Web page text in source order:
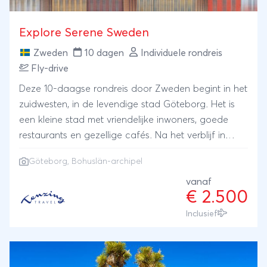
Koh Lanta, een eiland dat bekend staat om zijn
beroemd om zijn imposante kalkstenen
rotsformaties, verborgen grotten en prachtige
stranden. Met deze reis leert u de schoonheid van
Zuid-Thailand kennen, waar avontuur en
ontspanning samenkomen in een onvergetelijke
rondreis!
Explore Serene Sweden
Zweden 10 dagen
Individuele rondreis
Fly-drive
Deze 10-daagse rondreis door Zweden begint in het
zuidwesten, in de levendige stad Göteborg. Het is
een kleine stad met vriendelijke inwoners, goede
restaurants en gezellige cafés. Na het verblijf in
tijd om de betoverende Bohuslän-archipel te
ontdekken, die ten noorden van Göteborg start en
eindigt bij de grens met Noorwegen. U bezoekt
prachtige eilandjes die voor de kust zijn gelegen,
de mogelijkheid om de kust per kajak te verkennen.
Onderweg passeert u authentieke dorpjes met de
Göteborg, Bohuslän-archipel
vanaf
€ 2.500
Inclusief